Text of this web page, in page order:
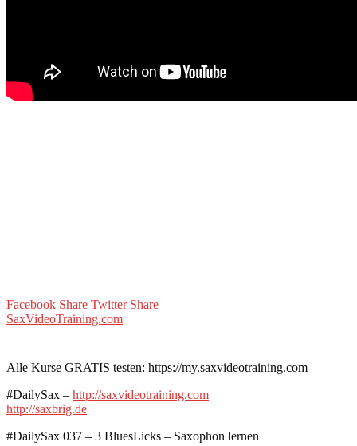
Facebook Share Twitter Share
SaxVideoTraining.com
Alle Kurse GRATIS testen: https://my.saxvideotraining.com
#DailySax – http://saxvideotraining.com
http://saxbrig.de
#DailySax 037 – 3 BluesLicks – Saxophon lernen